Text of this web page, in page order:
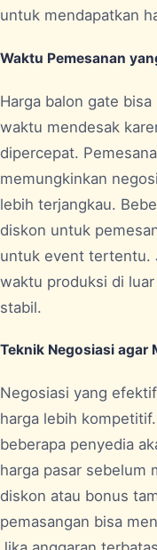
untuk mendapatkan
Waktu Pemesanan
Harga balon gate
waktu mendesak
dipercepat.
memungkinkan
lebih terjangkau.
diskon untuk
untuk event tertentu.
waktu produksi di
stabil.
Teknik Negosiasi agar
Negosiasi yang
harga lebih
beberapa penyedia
harga pasar sebelum
diskon atau bonus
pemasangan bisa